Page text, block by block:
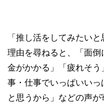
「推し活をしてみたい
理由を尋ねると、「面
金がかかる」「疲れそ
事・仕事でいっぱいいっ
と思うから」などの声が